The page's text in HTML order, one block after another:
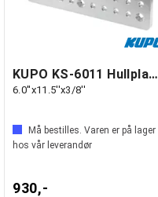
KUPO KS-6011 Hullplate, rektangulær
6.0''x11.5''x3/8''
Må bestilles. Varen er på lager
hos vår leverandør
930,-